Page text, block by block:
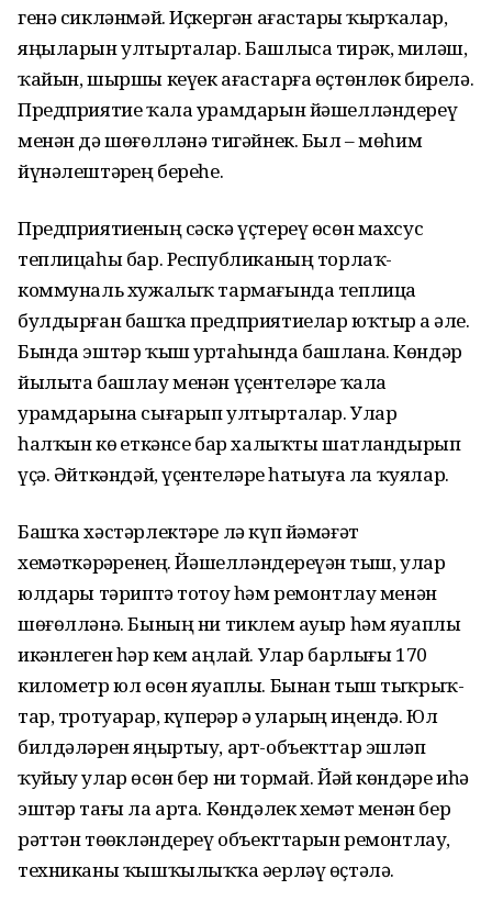
генә сиклән­мәй. Иҫкергән ағастарҙы ҡырҡа­лар,
яңыларын ултырталар. Баш­лыса тирәк, миләш,
ҡайын, шыршы кеүек ағастарға өҫтөн­лөк бирелә.
Предприятие ҡала урамдарын йәшелләндереү
ме­нән дә шөғөлләнә тигәйнек. Был – мөһим
йүнәлештәрҙең береһе.
Предприятиеның сәскә үҫте­реү өсөн махсус
теплицаһы бар. Республиканың торлаҡ-
коммуналь хужалыҡ тармағында теплица
булдырған башҡа предприятиелар юҡтыр ҙа әле.
Бында эштәр ҡыш уртаһында башлана. Көндәр
йылыта башлау менән үҫентеләрҙе ҡала
урамдарына сығарып ултырталар. Улар
һалҡын көҙ еткәнсе бар халыҡты шатландырып
үҫә. Әйткәндәй, үҫентеләрҙе һатыуға ла ҡуялар.
Башҡа хәстәрлектәре лә күп йәмәғәт
хеҙмәткәрҙәренең. Йә­шел­ләндереүҙән тыш, улар
юл­дарҙы тәриптә тотоу һәм ремонтлау менән
шөғөлләнә. Бының ни тиклем ауыр һәм яуаплы
икән­леген һәр кем аңлай. Улар бар­лығы 170
километр юл өсөн яуап­лы. Бынан тыш тыҡрыҡ­
тар, тротуарҙар, күперҙәр ҙә уларҙың иңендә. Юл
билдәләрен яңыр­тыу, арт-объекттар эшләп
ҡуйыу улар өсөн бер ни тормай. Йәй көндәре иһә
эштәр тағы ла арта. Көндәлек хеҙмәт менән бер
рәттән төҙөкләндереү объекттарын ремонтлау,
техниканы ҡышҡылыҡҡа әҙерләү өҫтәлә.